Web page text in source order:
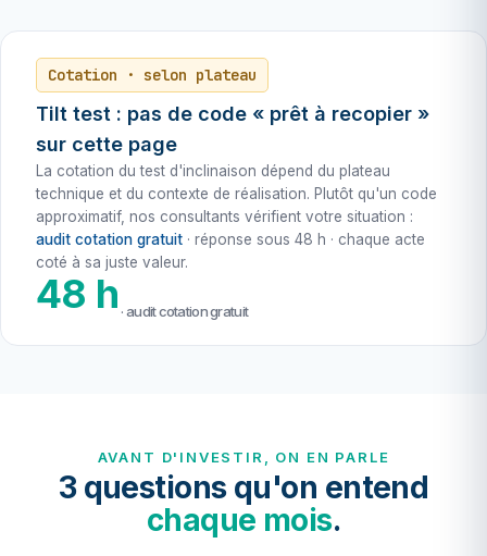
Cotation · selon plateau
Tilt test : pas de code « prêt à recopier »
sur cette page
La cotation du test d'inclinaison dépend du plateau
technique et du contexte de réalisation. Plutôt qu'un code
approximatif, nos consultants vérifient votre situation :
audit cotation gratuit · réponse sous 48 h · chaque acte
coté à sa juste valeur.
48 h · audit cotation gratuit
AVANT D'INVESTIR, ON EN PARLE
3 questions qu'on entend
chaque mois.